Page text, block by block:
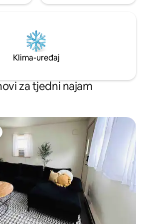
Klima-uređaj
za tjedni najam
s oznakom „Odabrali gosti”